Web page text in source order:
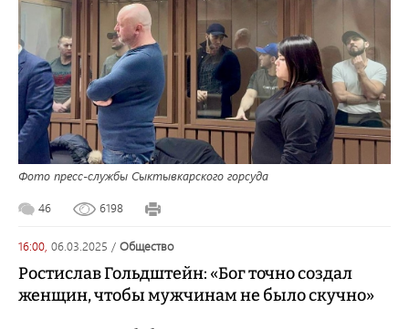
Фото пресс-службы Сыктывкарского горсуда
46 6198
16:00, 06.03.2025 / общество
Ростислав Гольдштейн: «Бог точно создал
женщин, чтобы мужчинам не было скучно»